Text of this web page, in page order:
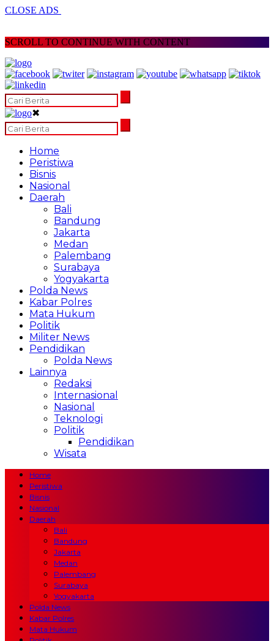
CLOSE ADS
SCROLL TO CONTINUE WITH CONTENT
✖
Home
Peristiwa
Bisnis
Nasional
Daerah
Bali
Bandung
Jakarta
Medan
Palembang
Surabaya
Yogyakarta
Polda News
Kabar Polres
Mata Hukum
Politik
Militer News
Pendidikan
Polda News
Lainnya
Redaksi
Internasional
Nasional
Teknologi
Politik
Pendidikan
Wisata
Home
Peristiwa
Bisnis
Nasional
Daerah
Bali
Bandung
Jakarta
Medan
Palembang
Surabaya
Yogyakarta
Polda News
Kabar Polres
Mata Hukum